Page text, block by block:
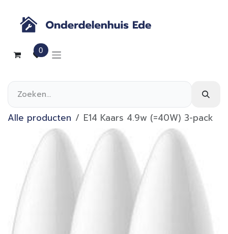
0
Alle producten E14 Kaars 4.9w (=40W) 3-pack